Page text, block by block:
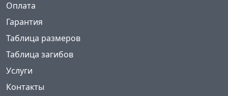
Оплата
Гарантия
Таблица размеров
Таблица загибов
Услуги
Контакты